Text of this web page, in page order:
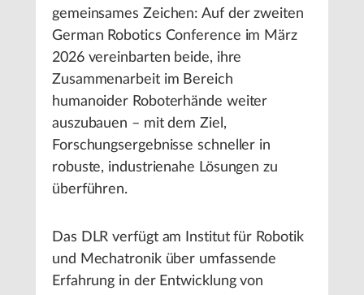
gemeinsames Zeichen: Auf der zweiten
German Robotics Conference im März
2026 vereinbarten beide, ihre
Zusammenarbeit im Bereich
humanoider Roboterhände weiter
auszubauen – mit dem Ziel,
Forschungsergebnisse schneller in
robuste, industrienahe Lösungen zu
überführen.
Das DLR verfügt am Institut für Robotik
und Mechatronik über umfassende
Erfahrung in der Entwicklung von